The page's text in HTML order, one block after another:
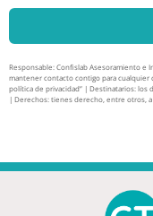
Responsable: Confislab Asesoramiento e
mantener contacto contigo para cualquier
política de privacidad” | Destinatarios: los
| Derechos: tienes derecho, entre otros,